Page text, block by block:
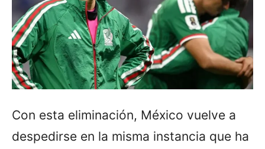
Con esta eliminación, México vuelve a
despedirse en la misma instancia que ha